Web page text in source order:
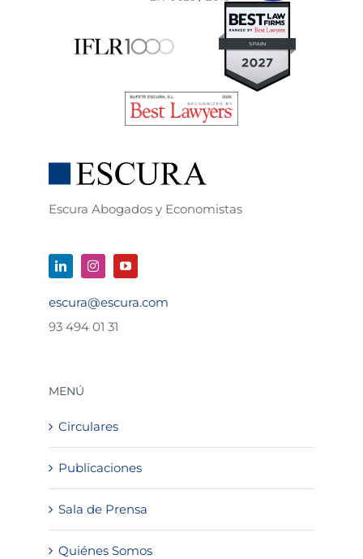
Escura Abogados y Economistas
escura@escura.com
93 494 01 31
MENÚ
Circulares
Publicaciones
Sala de Prensa
Quiénes Somos